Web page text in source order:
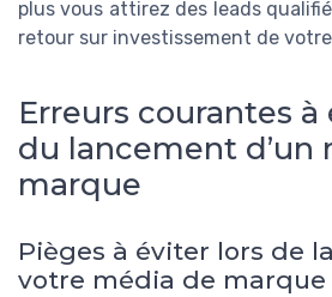
plus vous attirez des leads
retour sur investissement de
Erreurs courantes à
du lancement d’un
marque
Pièges à éviter lors de
votre média de marque